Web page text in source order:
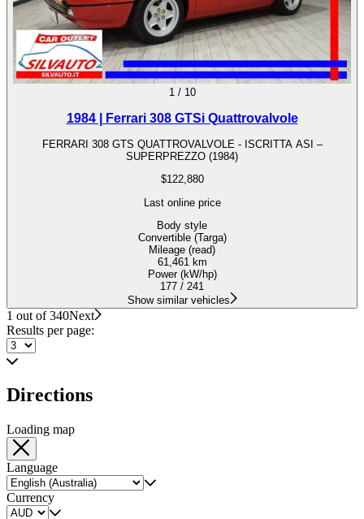
1 / 10
1984 | Ferrari 308 GTSi Quattrovalvole
FERRARI 308 GTS QUATTROVALVOLE - ISCRITTA ASI –
SUPERPREZZO (1984)
$122,880
Last online price
Body style
Convertible (Targa)
Mileage (read)
61,461 km
Power (kW/hp)
177 / 241
Show similar vehicles
1 out of 340Next
Results per page:
Directions
Loading map
Language
Currency